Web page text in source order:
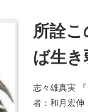
所詮
ば生き
志々雄真実
者：和月宏伸